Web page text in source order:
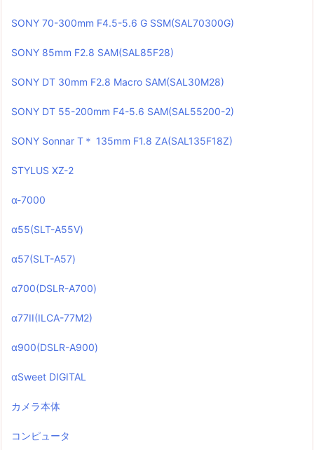
SONY 70-300mm F4.5-5.6 G SSM(SAL70300G)
SONY 85mm F2.8 SAM(SAL85F28)
SONY DT 30mm F2.8 Macro SAM(SAL30M28)
SONY DT 55-200mm F4-5.6 SAM(SAL55200-2)
SONY Sonnar T＊ 135mm F1.8 ZA(SAL135F18Z)
STYLUS XZ-2
α-7000
α55(SLT-A55V)
α57(SLT-A57)
α700(DSLR-A700)
α77II(ILCA-77M2)
α900(DSLR-A900)
αSweet DIGITAL
カメラ本体
コンピュータ